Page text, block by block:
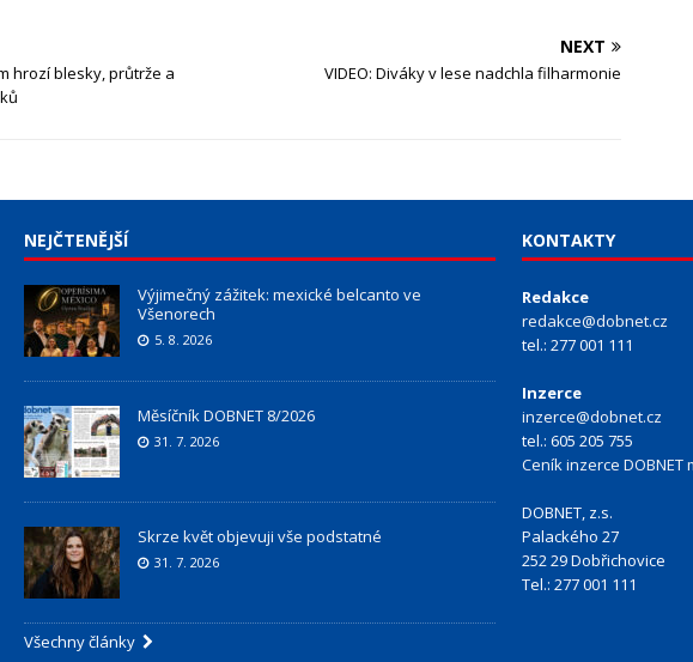
hrozí blesky, průtrže a
NEXT
VIDEO: Diváky v lese nadchla filharmonie
NEJČTENĚJŠÍ
Výjimečný zážitek: mexické belcanto ve
Všenorech
5. 8. 2026
Měsíčník DOBNET 8/2026
31. 7. 2026
Skrze květ objevuji vše podstatné
31. 7. 2026
Všechny články
KONTAKTY
Redakce
redakce@dobnet.cz
tel.: 277 001 111
Inzerce
inzerce@dobnet.cz
tel.: 605 205 755
Ceník inzerce DOBNET
DOBNET, z.s.
Palackého 27
252 29 Dobřichovice
Tel.: 277 001 111